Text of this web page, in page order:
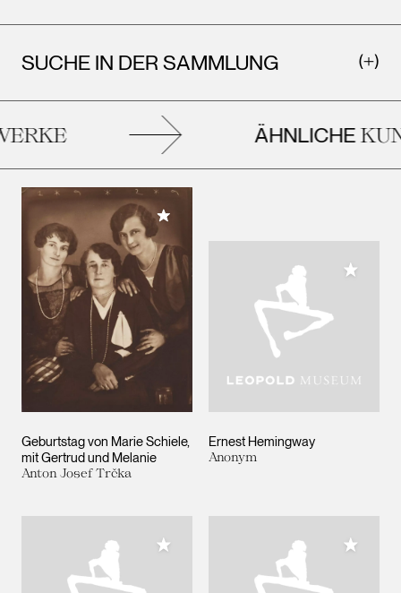
SUCHE IN DER SAMMLUNG
ÄHNLICHE
Geburtstag von Marie Schiele,
mit Gertrud und Melanie
Anton Josef Trčka
Meiner Sammlung hinzufügen
Ernest Hemingway
Anonym
Meiner
Meiner Sammlung hinzufügen Meiner